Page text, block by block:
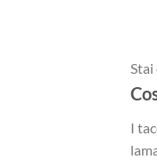
Stai
I